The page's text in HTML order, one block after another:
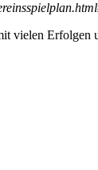
vielen Erfolgen